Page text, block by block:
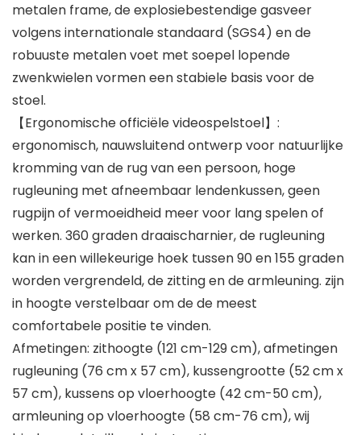
metalen frame, de explosiebestendige gasveer
volgens internationale standaard (SGS4) en de
robuuste metalen voet met soepel lopende
zwenkwielen vormen een stabiele basis voor de
stoel.
【Ergonomische officiële videospelstoel】:
ergonomisch, nauwsluitend ontwerp voor natuurlijke
kromming van de rug van een persoon, hoge
rugleuning met afneembaar lendenkussen, geen
rugpijn of vermoeidheid meer voor lang spelen of
werken. 360 graden draaischarnier, de rugleuning
kan in een willekeurige hoek tussen 90 en 155 graden
worden vergrendeld, de zitting en de armleuning. zijn
in hoogte verstelbaar om de de meest
comfortabele positie te vinden.
Afmetingen: zithoogte (121 cm-129 cm), afmetingen
rugleuning (76 cm x 57 cm), kussengrootte (52 cm x
57 cm), kussens op vloerhoogte (42 cm-50 cm),
armleuning op vloerhoogte (58 cm-76 cm), wij